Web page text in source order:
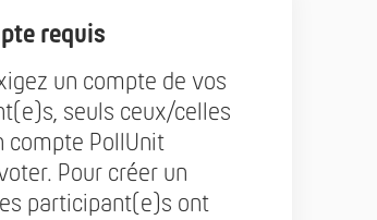
requis
un compte de vos
seuls ceux/celles
compte PollUnit
Pour créer un
participant(e)s ont